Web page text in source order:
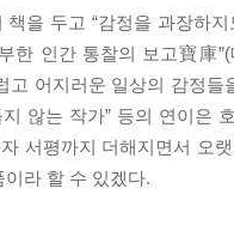
책을 두고 “감정을 과장하
한 인간 통찰의 보고寶
고 어지러운 일상의 감정
않는 작가” 등의 연이은
서평까지 더해지면서 오
라 할 수 있겠다.